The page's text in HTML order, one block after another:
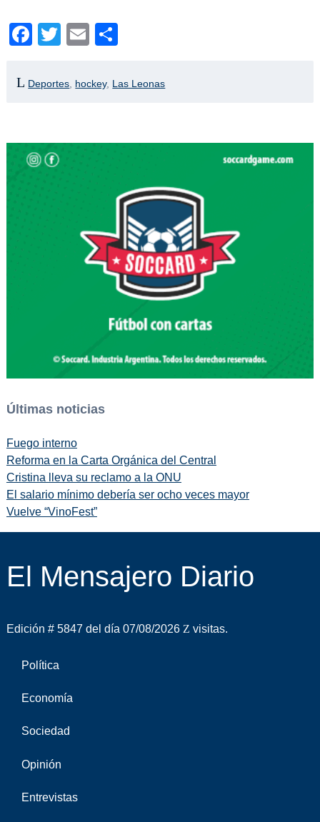
Facebook
TwitterEmail
Deportes hockey, Las Leonas
Últimas noticias
Fuego interno
Reforma en la Carta Orgánica del Central
Cristina lleva su reclamo a la ONU
El salario mínimo debería ser ocho veces mayor
Vuelve “VinoFest”
El Mensajero Diario
Edición # 5847 del día 07/08/2026 visitas.
Política
Economía
Sociedad
Opinión
Entrevistas